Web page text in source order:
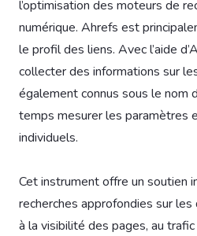
l’optimisation des moteurs de
numérique. Ahrefs est
le profil des liens. Avec l’aide
collecter des informations sur
également connus sous le nom
temps mesurer les paramètres
individuels.
Cet instrument offre un soutien
recherches approfondies sur
à la visibilité des pages, au